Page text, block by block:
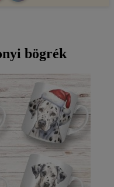
bögrék